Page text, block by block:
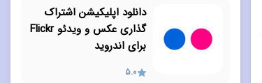
دانلود اپلیکیشن اشتراک
گذاری عکس و ویدئو Flickr
برای اندروید
5.0